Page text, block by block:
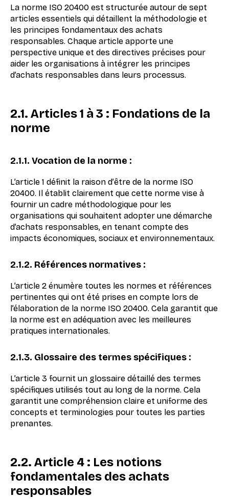
La norme ISO 20400 est structurée autour de sept
articles essentiels qui détaillent la méthodologie et
les principes fondamentaux des achats
responsables. Chaque article apporte une
perspective unique et des directives précises pour
aider les organisations à intégrer les principes
d’achats responsables dans leurs processus.
2.1. Articles 1 à 3 : Fondations de la
norme
2.1.1. Vocation de la norme :
L’article 1 définit la raison d’être de la norme ISO
20400. Il établit clairement que cette norme vise à
fournir un cadre méthodologique pour les
organisations qui souhaitent adopter une démarche
d’achats responsables, en tenant compte des
impacts économiques, sociaux et environnementaux.
2.1.2. Références normatives :
L’article 2 énumère toutes les normes et références
pertinentes qui ont été prises en compte lors de
l’élaboration de la norme ISO 20400. Cela garantit que
la norme est en adéquation avec les meilleures
pratiques internationales.
2.1.3. Glossaire des termes spécifiques :
L’article 3 fournit un glossaire détaillé des termes
spécifiques utilisés tout au long de la norme. Cela
garantit une compréhension claire et uniforme des
concepts et terminologies pour toutes les parties
prenantes.
2.2. Article 4 : Les notions
fondamentales des achats
responsables